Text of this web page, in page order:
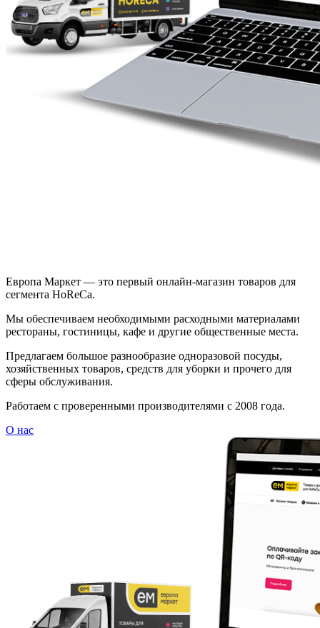
Европа Маркет — это первый онлайн-магазин товаров для
сегмента HoReCa.
Мы обеспечиваем необходимыми расходными материалами
рестораны, гостиницы, кафе и другие общественные места.
Предлагаем большое разнообразие одноразовой посуды,
хозяйственных товаров, средств для уборки и прочего для
сферы обслуживания.
Работаем с проверенными производителями с 2008 года.
О нас